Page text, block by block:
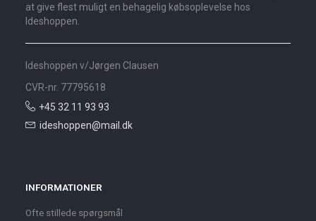
at give flest muligt en behagelig købsoplevelse hos
Ideshoppen.
Ideshoppen v/Jørgen Clausen
CVR-nr. 77795618
+45 32 11 93 93
ideshoppen@mail.dk
INFORMATIONER
Ofte stillede spørgsmål